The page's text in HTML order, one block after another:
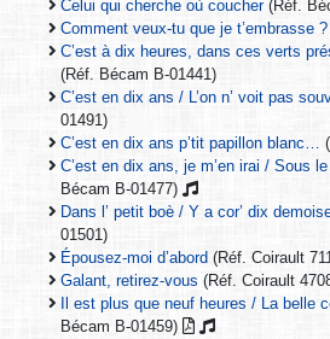
Celui qui cherche où coucher(Réf.
Comment veux-tu que je t’embrasse ?
C’est à dix heures, dans ces verts
(Réf. Bécam B-01441)
C’est en dix ans / L’on n’ voit pas
01491)
C’est en dix ans p’tit papillon blanc…
C’est en dix ans, je m’en irai / Sous
Bécam B-01477)
Dans l’ petit boè / Y a cor’ dix
01501)
Épousez-moi d’abord (Réf. Coirault
Galant, retirez-vous (Réf. Coirault
Il est plus que neuf heures / La belle
Bécam B-01459)